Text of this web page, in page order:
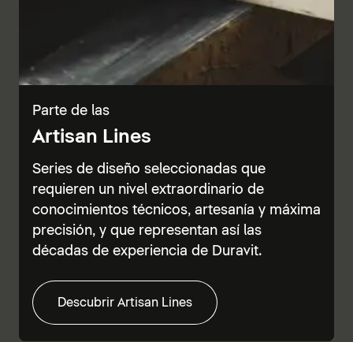
Parte de las
Artisan Lines
Series de diseño seleccionadas que
requieren un nivel extraordinario de
conocimientos técnicos, artesanía y máxima
precisión, y que representan así las
décadas de experiencia de Duravit.
Descubrir Artisan Lines